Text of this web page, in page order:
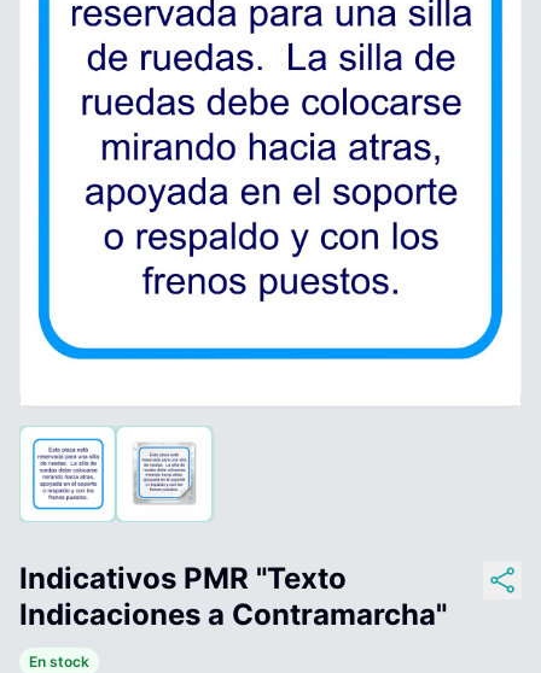
Indicativos PMR "Texto
Indicaciones a Contramarcha"
En stock